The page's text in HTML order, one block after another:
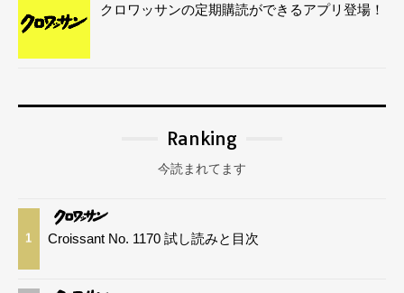
クロワッサンの定期購読ができるアプリ登場！
Ranking
今読まれてます
1 Croissant No. 1170 試し読みと目次